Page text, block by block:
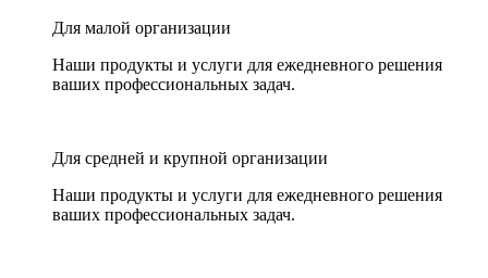
Для малой организации
Наши продукты и услуги для ежедневного решения
ваших профессиональных задач.
Для средней и крупной организации
Наши продукты и услуги для ежедневного решения
ваших профессиональных задач.